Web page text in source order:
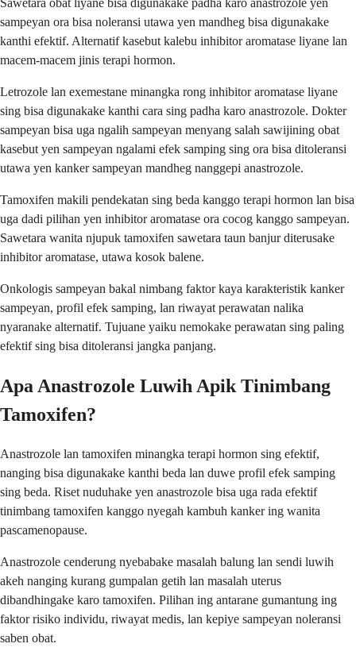
Sawetara obat liyane bisa digunakake padha karo anastrozole yen
sampeyan ora bisa noleransi utawa yen mandheg bisa digunakake
kanthi efektif. Alternatif kasebut kalebu inhibitor aromatase liyane lan
macem-macem jinis terapi hormon.
Letrozole lan exemestane minangka rong inhibitor aromatase liyane
sing bisa digunakake kanthi cara sing padha karo anastrozole. Dokter
sampeyan bisa uga ngalih sampeyan menyang salah sawijining obat
kasebut yen sampeyan ngalami efek samping sing ora bisa ditoleransi
utawa yen kanker sampeyan mandheg nanggepi anastrozole.
Tamoxifen makili pendekatan sing beda kanggo terapi hormon lan bisa
uga dadi pilihan yen inhibitor aromatase ora cocog kanggo sampeyan.
Sawetara wanita njupuk tamoxifen sawetara taun banjur diterusake
inhibitor aromatase, utawa kosok balene.
Onkologis sampeyan bakal nimbang faktor kaya karakteristik kanker
sampeyan, profil efek samping, lan riwayat perawatan nalika
nyaranake alternatif. Tujuane yaiku nemokake perawatan sing paling
efektif sing bisa ditoleransi jangka panjang.
Apa Anastrozole Luwih Apik Tinimbang
Tamoxifen?
Anastrozole lan tamoxifen minangka terapi hormon sing efektif,
nanging bisa digunakake kanthi beda lan duwe profil efek samping
sing beda. Riset nuduhake yen anastrozole bisa uga rada efektif
tinimbang tamoxifen kanggo nyegah kambuh kanker ing wanita
pascamenopause.
Anastrozole cenderung nyebabake masalah balung lan sendi luwih
akeh nanging kurang gumpalan getih lan masalah uterus
dibandhingake karo tamoxifen. Pilihan ing antarane gumantung ing
faktor risiko individu, riwayat medis, lan kepiye sampeyan noleransi
saben obat.